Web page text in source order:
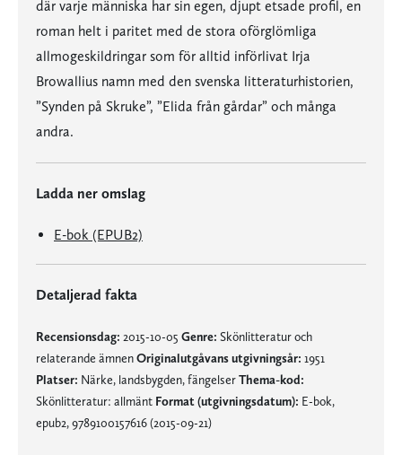
där varje människa har sin egen, djupt etsade profil, en
roman helt i paritet med de stora oförglömliga
allmogeskildringar som för alltid införlivat Irja
Browallius namn med den svenska litteraturhistorien,
”Synden på Skruke”, ”Elida från gårdar” och många
andra.
Ladda ner omslag
E-bok (EPUB2)
Detaljerad fakta
Recensionsdag: 2015-10-05 Genre: Skönlitteratur och
relaterande ämnenOriginalutgåvans utgivningsår: 1951
Platser: Närke, landsbygden, fängelserThema-kod:
Skönlitteratur: allmänt Format (utgivningsdatum): E-bok,
epub2, 9789100157616 (2015-09-21)